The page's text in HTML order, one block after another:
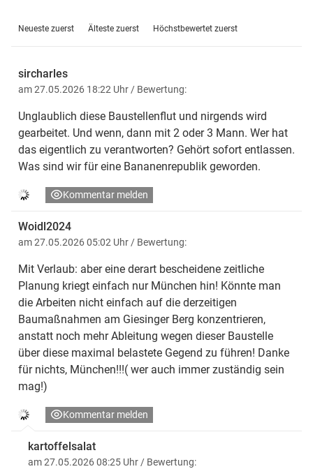
Neueste zuerst Älteste zuerst Höchstbewertet zuerst
sircharles
am 27.05.2026 18:22 Uhr/ Bewertung:
Unglaublich diese Baustellenflut und nirgends wird
gearbeitet. Und wenn, dann mit 2 oder 3 Mann. Wer hat
das eigentlich zu verantworten? Gehört sofort entlassen.
Was sind wir für eine Bananenrepublik geworden.
Kommentar melden
Woidl2024
am 27.05.2026 05:02 Uhr/ Bewertung:
Mit Verlaub: aber eine derart bescheidene zeitliche
Planung kriegt einfach nur München hin! Könnte man
die Arbeiten nicht einfach auf die derzeitigen
Baumaßnahmen am Giesinger Berg konzentrieren,
anstatt noch mehr Ableitung wegen dieser Baustelle
über diese maximal belastete Gegend zu führen! Danke
für nichts, München!!!( wer auch immer zuständig sein
mag!)
Kommentar melden
kartoffelsalat
am 27.05.2026 08:25 Uhr/ Bewertung: